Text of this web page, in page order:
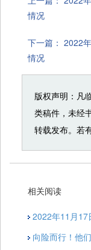
情况
下一篇： 2022
情况
版权声明：凡
类稿件，未经
转载发布。若
相关阅读
2022年11月17
向险而行！他